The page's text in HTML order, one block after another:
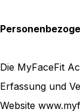
Die MyFaceFit
Erfassung und
Website